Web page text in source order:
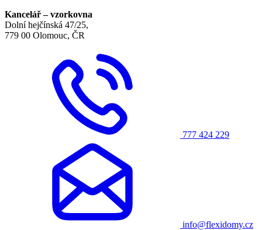
Kancelář – vzorkovna
Dolní hejčínská 47/25,
779 00 Olomouc, ČR
777 424 229
info@flexidomy.cz